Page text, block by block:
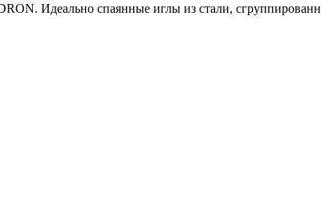
Идеально спаянные иглы из стали,